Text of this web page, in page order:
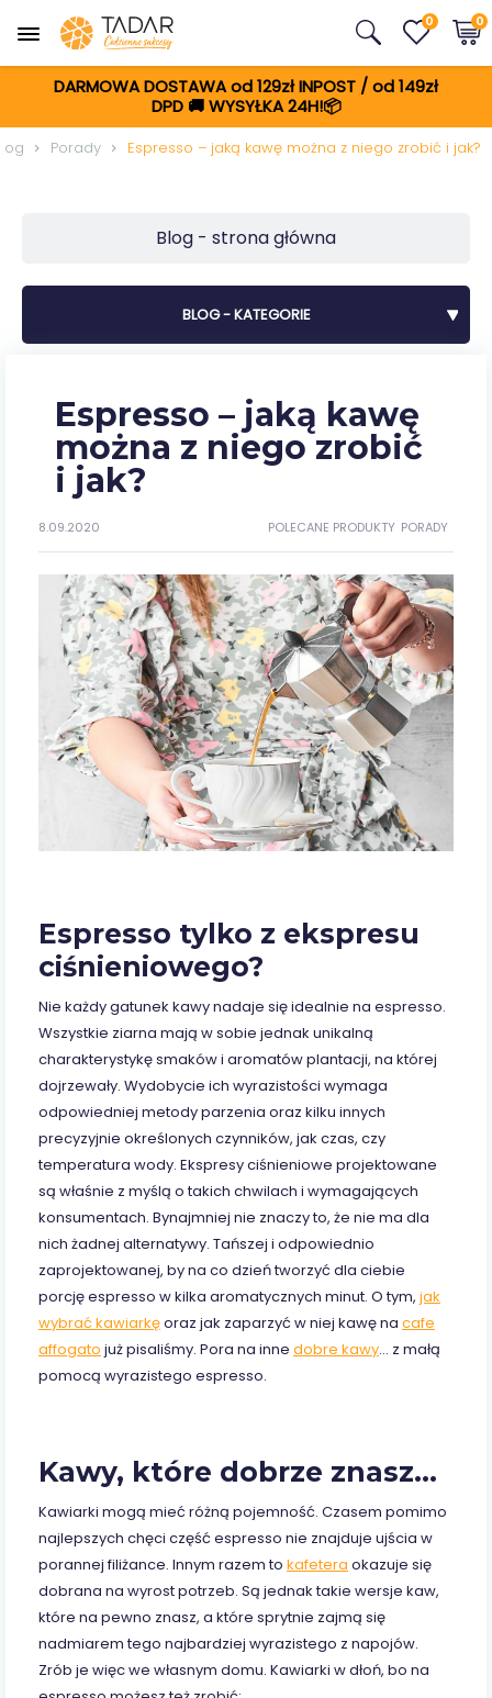
DARMOWA DOSTAWA od 129zł INPOST / od 149zł
DPD🚚WYSYŁKA 24H!📦
0 0
Porady Espresso – jaką kawę można z niego zrobić i jak?
BLOG - KATEGORIE
Blog - strona główna
Espresso – jaką kawę
można z niego zrobić
i jak?
PORADY
POLECANE PRODUKTY
8.09.2020
Espresso tylko z ekspresu
ciśnieniowego?
Nie każdy gatunek kawy nadaje się idealnie na espresso.
Wszystkie ziarna mają w sobie jednak unikalną
charakterystykę smaków i aromatów plantacji, na której
dojrzewały. Wydobycie ich wyrazistości wymaga
odpowiedniej metody parzenia oraz kilku innych
precyzyjnie określonych czynników, jak czas, czy
temperatura wody. Ekspresy ciśnieniowe projektowane
są właśnie z myślą o takich chwilach i wymagających
konsumentach. Bynajmniej nie znaczy to, że nie ma dla
nich żadnej alternatywy. Tańszej i odpowiednio
zaprojektowanej, by na co dzień tworzyć dla ciebie
porcję espresso w kilka aromatycznych minut. O tym, jak
wybrać kawiarkęoraz jak zaparzyć w niej kawę na cafe
affogato już pisaliśmy. Pora na inne dobre kawy… z małą
pomocą wyrazistego espresso.
Kawy, które dobrze znasz…
Kawiarki mogą mieć różną pojemność. Czasem pomimo
najlepszych chęci część espresso nie znajduje ujścia w
porannej filiżance. Innym razem to kafetera okazuje się
dobrana na wyrost potrzeb. Są jednak takie wersje kaw,
które na pewno znasz, a które sprytnie zajmą się
nadmiarem tego najbardziej wyrazistego z napojów.
Zrób je więc we własnym domu. Kawiarki w dłoń, bo na